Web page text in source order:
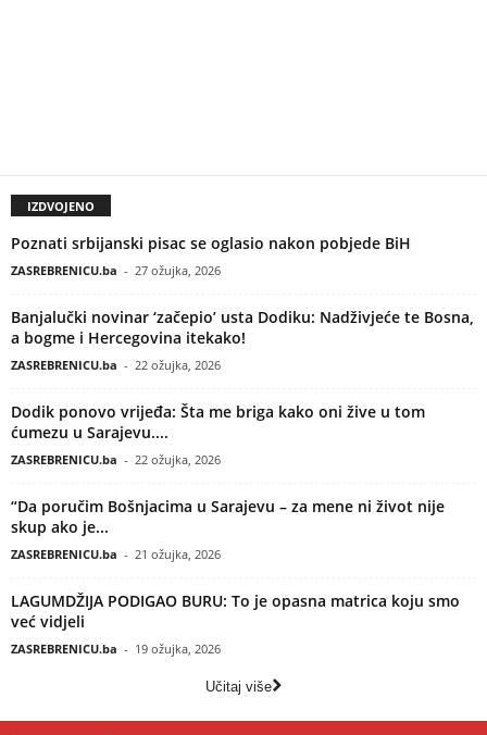
IZDVOJENO
Poznati srbijanski pisac se oglasio nakon pobjede BiH
ZASREBRENICU.ba - 27 ožujka, 2026
Banjalučki novinar ‘začepio’ usta Dodiku: Nadživjeće te Bosna,
a bogme i Hercegovina itekako!
ZASREBRENICU.ba - 22 ožujka, 2026
Dodik ponovo vrijeđa: Šta me briga kako oni žive u tom
ćumezu u Sarajevu....
ZASREBRENICU.ba - 22 ožujka, 2026
“Da poručim Bošnjacima u Sarajevu – za mene ni život nije
skup ako je...
ZASREBRENICU.ba - 21 ožujka, 2026
LAGUMDŽIJA PODIGAO BURU: To je opasna matrica koju smo
već vidjeli
ZASREBRENICU.ba - 19 ožujka, 2026
Učitaj više